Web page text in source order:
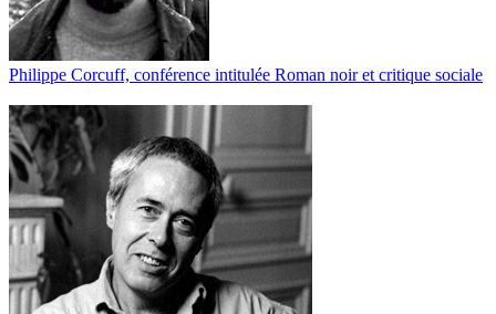
Philippe Corcuff, conférence intitulée Roman noir et critique sociale